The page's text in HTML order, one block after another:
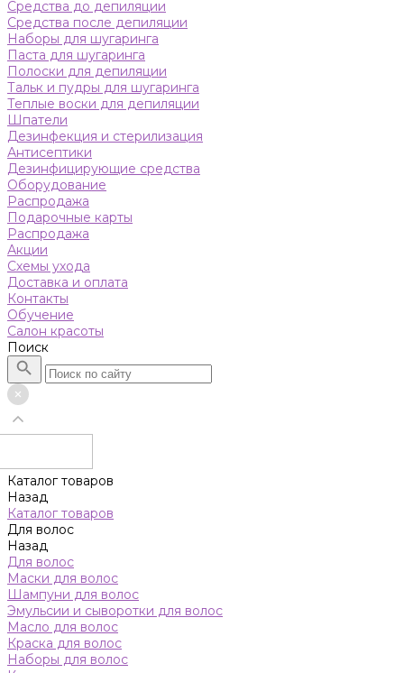
Средства до депиляции
Средства после депиляции
Наборы для шугаринга
Паста для шугаринга
Полоски для депиляции
Тальк и пудры для шугаринга
Теплые воски для депиляции
Шпатели
Дезинфекция и стерилизация
Антисептики
Дезинфицирующие средства
Оборудование
Распродажа
Подарочные карты
Распродажа
Акции
Схемы ухода
Доставка и оплата
Контакты
Обучение
Салон красоты
Поиск
Каталог товаров
Назад
Каталог товаров
Для волос
Назад
Для волос
Маски для волос
Шампуни для волос
Эмульсии и сыворотки для волос
Масло для волос
Краска для волос
Наборы для волос